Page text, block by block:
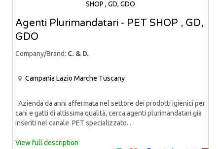
Agenti Plurimandatari - PET SHOP , GD,
GDO
Company/Brand: C. & D.
Campania Lazio Marche Tuscany
Azienda da anni affermata nel settore dei prodotti igienici per
cani e gatti di altissima qualità, cerca agenti plurimandatari già
inseriti nel canale PET specializzato...
View full description